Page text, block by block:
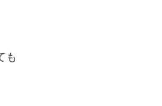
も